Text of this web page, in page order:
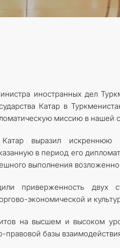
иностранных дел
Катар в
миссию в нашей
выразил искреннюю
в период его
выполнения
приверженность двух
экономической и
на высшем и высоком
базы